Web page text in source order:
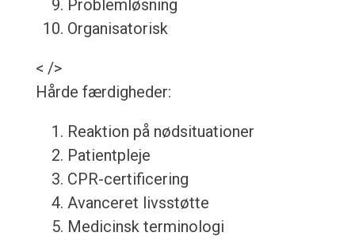
Problemløsning
Organisatorisk
< />
Hårde færdigheder:
Reaktion på nødsituationer
Patientpleje
CPR-certificering
Avanceret livsstøtte
Medicinsk terminologi